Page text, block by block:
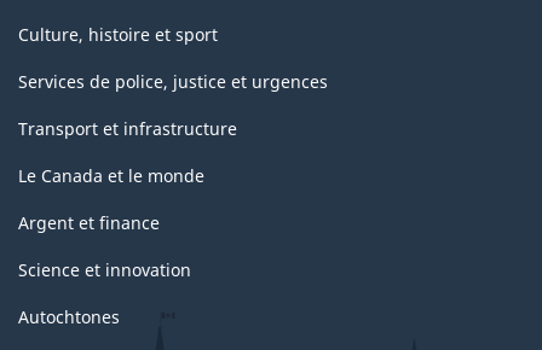
Culture, histoire et sport
Services de police, justice et urgences
Transport et infrastructure
Le Canada et le monde
Argent et finance
Science et innovation
Autochtones